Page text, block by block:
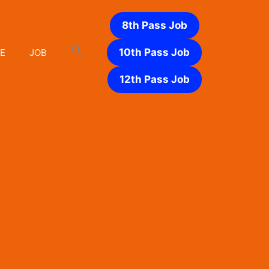
JOB
8th Pass Job
10th Pass Job
12th Pass Job